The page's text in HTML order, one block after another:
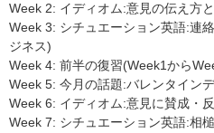
Week 2: イディオム:意見の伝え方
Week 3: シチュエーション英語:連
ジネス)
Week 4: 前半の復習(Week1から
Week 5: 今月の話題:バレンタイン
Week 6: イディオム:意見に賛成・
Week 7: シチュエーション英語:相